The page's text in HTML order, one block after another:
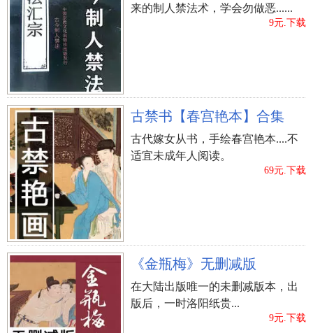
怎么择吉日
上一篇：农历七月初二搬新家怎么样，能够乔迁之喜
吗？
来的制人禁法术，学会勿做恶......
9元.下载
古禁书【春宫艳本】合集
古代嫁女从书，手绘春宫艳本....不
适宜未成年人阅读。
69元.下载
《金瓶梅》无删减版
在大陆出版唯一的未删减版本，出
版后，一时洛阳纸贵...
9元.下载